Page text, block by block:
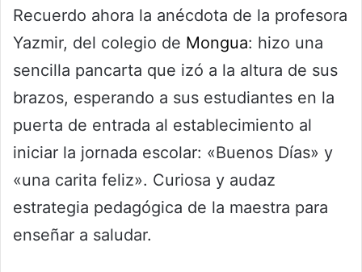
Recuerdo ahora la anécdota de la profesora
Yazmir, del colegio de Mongua: hizo una
sencilla pancarta que izó a la altura de sus
brazos, esperando a sus estudiantes en la
puerta de entrada al establecimiento al
iniciar la jornada escolar: «Buenos Días» y
«una carita feliz». Curiosa y audaz
estrategia pedagógica de la maestra para
enseñar a saludar.